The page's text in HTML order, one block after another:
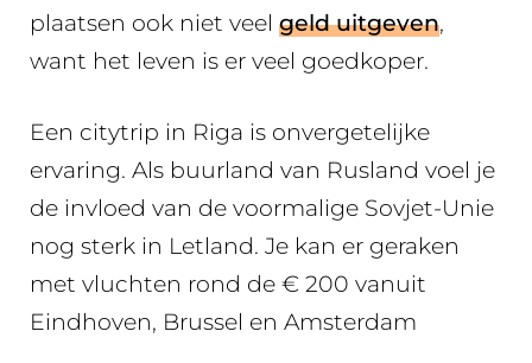
plaatsen ook niet veel geld uitgeven,
want het leven is er veel goedkoper.
Een citytrip in Riga is onvergetelijke
ervaring. Als buurland van Rusland voel je
de invloed van de voormalige Sovjet-Unie
nog sterk in Letland. Je kan er geraken
met vluchten rond de € 200 vanuit
Eindhoven, Brussel en Amsterdam